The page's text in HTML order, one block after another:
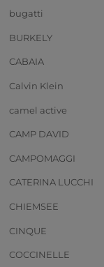
bugatti
BURKELY
CABAIA
Calvin Klein
camel active
CAMP DAVID
CAMPOMAGGI
CATERINA LUCCHI
CHIEMSEE
CINQUE
COCCINELLE